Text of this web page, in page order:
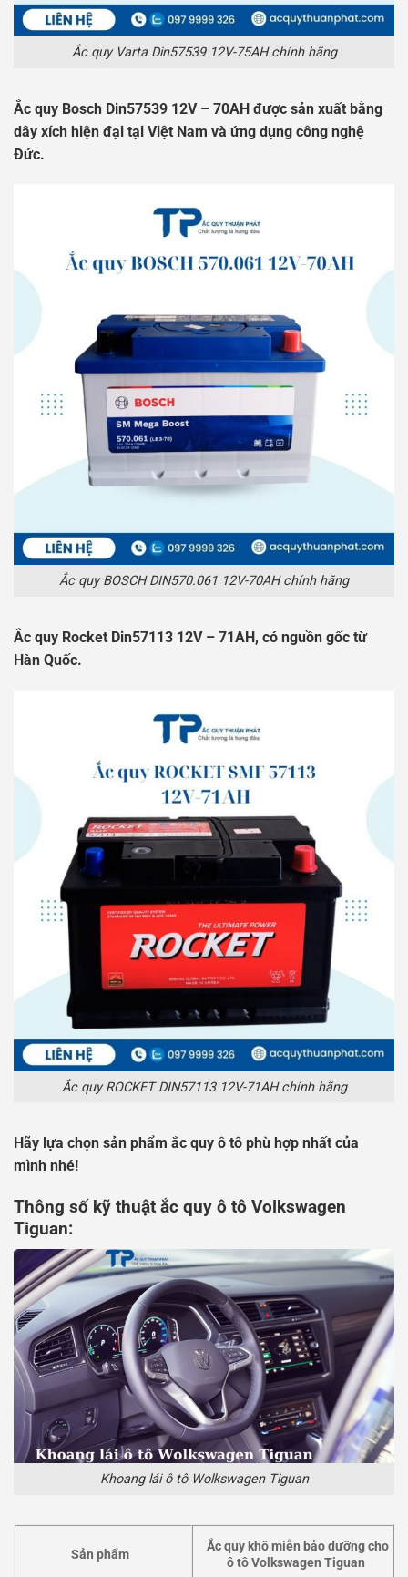
Ắc quy Varta Din57539 12V-75AH chính hãng
Ắc quy Bosch Din57539 12V – 70AH được sản xuất bằng
dây xích hiện đại tại Việt Nam và ứng dụng công nghệ
Đức.
Ắc quy BOSCH DIN570.061 12V-70AH chính hãng
Ắc quy Rocket Din57113 12V – 71AH, có nguồn gốc từ
Hàn Quốc.
Ắc quy ROCKET DIN57113 12V-71AH chính hãng
Hãy lựa chọn sản phẩm ắc quy ô tô phù hợp nhất của
mình nhé!
Thông số kỹ thuật ắc quy ô tô Volkswagen
Tiguan:
Khoang lái ô tô Wolkswagen Tiguan
Sản phẩm
Ắc quy khô miễn bảo dưỡng cho
ô tô Volkswagen Tiguan